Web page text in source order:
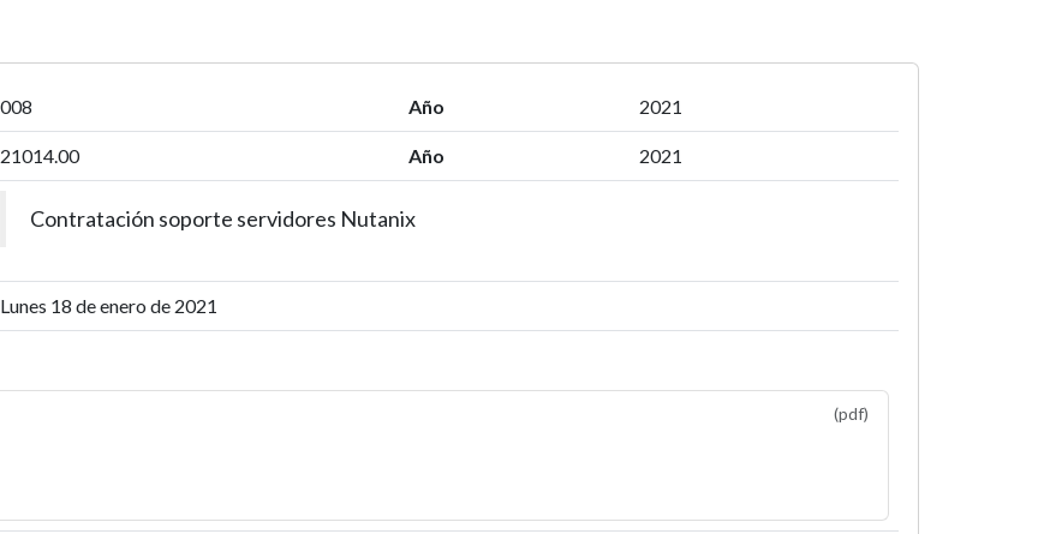
008 Año 2021
21014.00 Año 2021
Contratación soporte servidores Nutanix
Lunes 18 de enero de 2021
(pdf)